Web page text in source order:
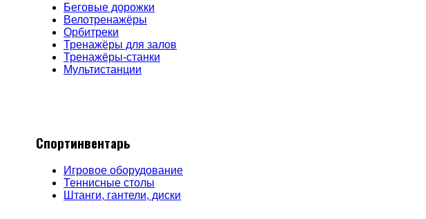
Беговые дорожки
Велотренажёры
Орбитреки
Тренажёры для залов
Тренажёры-станки
Мультистанции
Спортинвентарь
Игровое оборудование
Теннисные столы
Штанги, гантели, диски